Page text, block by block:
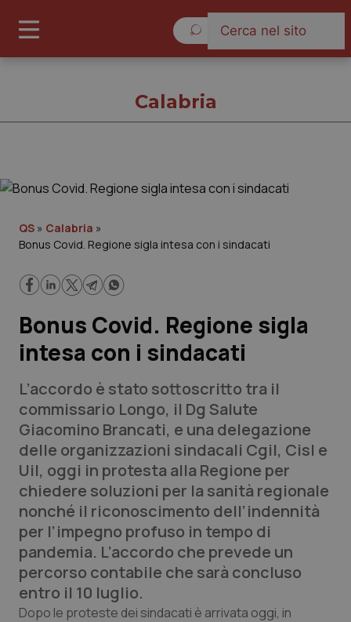
Cronache
Lavoro e Professioni
Scienza e Farmaci
Studi e Analisi
Lettere al direttore
Edizioni Regionali
QS Pro
Professionisti Sanitari.AI
Calabria
QS » Calabria »
Bonus Covid. Regione sigla intesa con i sindacati
Bonus Covid. Regione sigla
intesa con i sindacati
L’accordo è stato sottoscritto tra il
commissario Longo, il Dg Salute
Giacomino Brancati, e una delegazione
delle organizzazioni sindacali Cgil, Cisl e
Uil, oggi in protesta alla Regione per
chiedere soluzioni per la sanità regionale
nonché il riconoscimento dell’indennità
per l’impegno profuso in tempo di
pandemia. L’accordo che prevede un
percorso contabile che sarà concluso
entro il 10 luglio.
Dopo le proteste dei sindacati è arrivata oggi, in